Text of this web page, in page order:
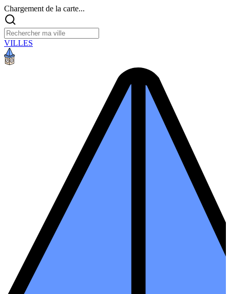
Chargement de la carte...
VILLES